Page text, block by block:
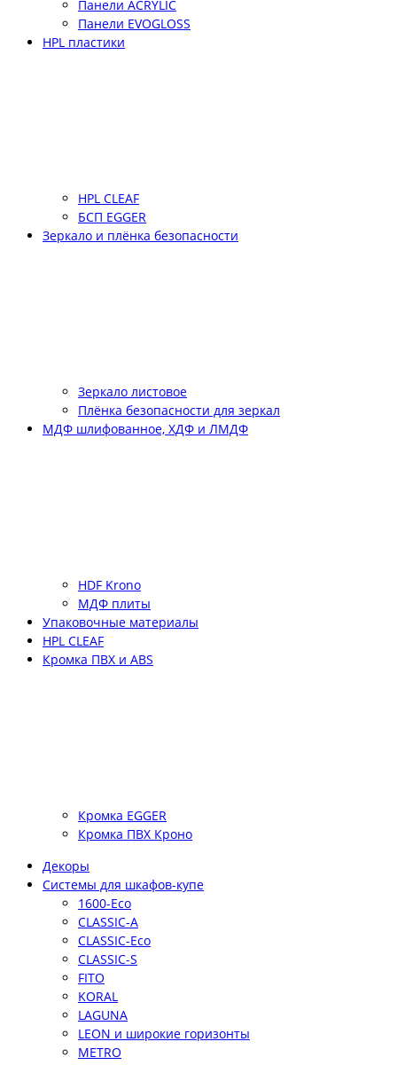
Панели ACRYLIC
Панели EVOGLOSS
HPL пластики
HPL CLEAF
БСП EGGER
Зеркало и плёнка безопасности
Зеркало листовое
Плёнка безопасности для зеркал
МДФ шлифованное, ХДФ и ЛМДФ
HDF Krono
МДФ плиты
Упаковочные материалы
HPL CLEAF
Кромка ПВХ и ABS
Кромка EGGER
Кромка ПВХ Кроно
Декоры
Системы для шкафов-купе
1600-Eco
CLASSIC-A
CLASSIC-Eco
CLASSIC-S
FITO
KORAL
LAGUNA
LEON и широкие горизонты
METRO